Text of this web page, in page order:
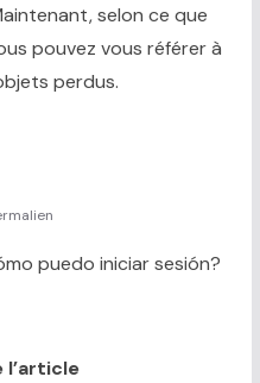
selon ce que
pouvez vous référer à
perdus.
puedo iniciar sesión?
l’article